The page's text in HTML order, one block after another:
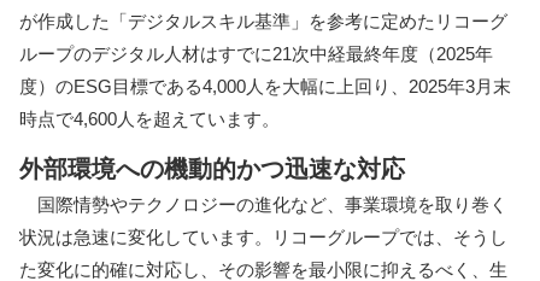
が作成した「デジタルスキル基準」を参考に定めたリコーグ
ループのデジタル人材はすでに21次中経最終年度（2025年
度）のESG目標である4,000人を大幅に上回り、2025年3月末
時点で4,600人を超えています。
外部環境への機動的かつ迅速な対応
国際情勢やテクノロジーの進化など、事業環境を取り巻く
状況は急速に変化しています。リコーグループでは、そうし
た変化に的確に対応し、その影響を最小限に抑えるべく、⽣